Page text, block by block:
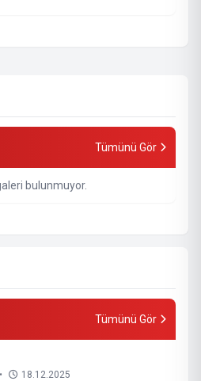
Tümünü Gör
bulunmuyor.
Tümünü Gör
• 18.12.2025